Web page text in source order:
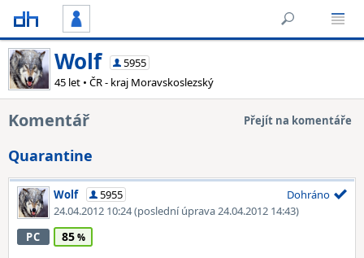
Wolf
5955
45 let • ČR - kraj Moravskoslezský
Komentář Přejít na komentáře
Quarantine
Wolf
5955
24.04.2012 10:24(poslední úprava 24.04.2012 14:43)
Dohráno
PC 85